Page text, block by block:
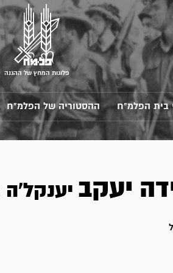
פלוגות המחץ של ההגנה
בית הפלמ"ח ההסטוריה של הפלמ"ח
יעקב יענקל'ה